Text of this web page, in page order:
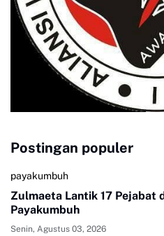
Postingan populer
payakumbuh
Zulmaeta Lantik 17 Pejabat
Payakumbuh
Senin, Agustus 03, 2026